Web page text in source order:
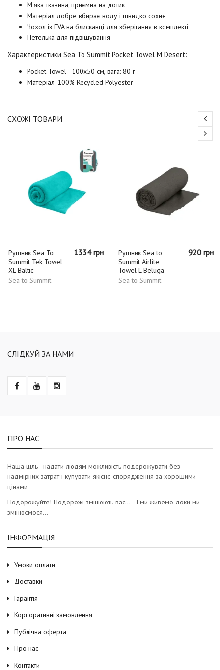
М'яка тканина, приємна на дотик
Матеріал добре вбирає воду і швидко сохне
Чохол із EVA на блискавці для зберігання в комплекті
Петелька для підвішування
Характеристики Sea To Summit Pocket Towel M Desert:
Pocket Towel - 100х50 см, вага: 80 г
Матеріал: 100% Recycled Polyester
СХОЖІ ТОВАРИ
Рушник Sea To
Summit Tek Towel
XL Baltic
Sea to Summit
1334 грн
Рушник Sea to
Summit Airlite
Towel L Beluga
Sea to Summit
920 грн
СЛІДКУЙ ЗА НАМИ
ПРО НАС
Наша ціль - надати людям можливість подорожувати без
надмірних затрат і купувати якісне спорядження за хорошими
цінами.
Подорожуйте! Подорожі змінюють вас… І ми живемо доки ми
змінюємося…
ІНФОРМАЦІЯ
Умови оплати
Доставки
Гарантія
Корпоративні замовлення
Публічна оферта
Про нас
Контакти